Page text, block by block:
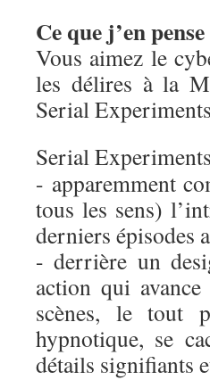
Ce que j’en
Vous aimez le
les délires à la
Serial
Serial
- apparemment
tous les sens)
derniers épisodes
- derrière un
action qui
scènes, le tout
hypnotique, se
détails signifiants